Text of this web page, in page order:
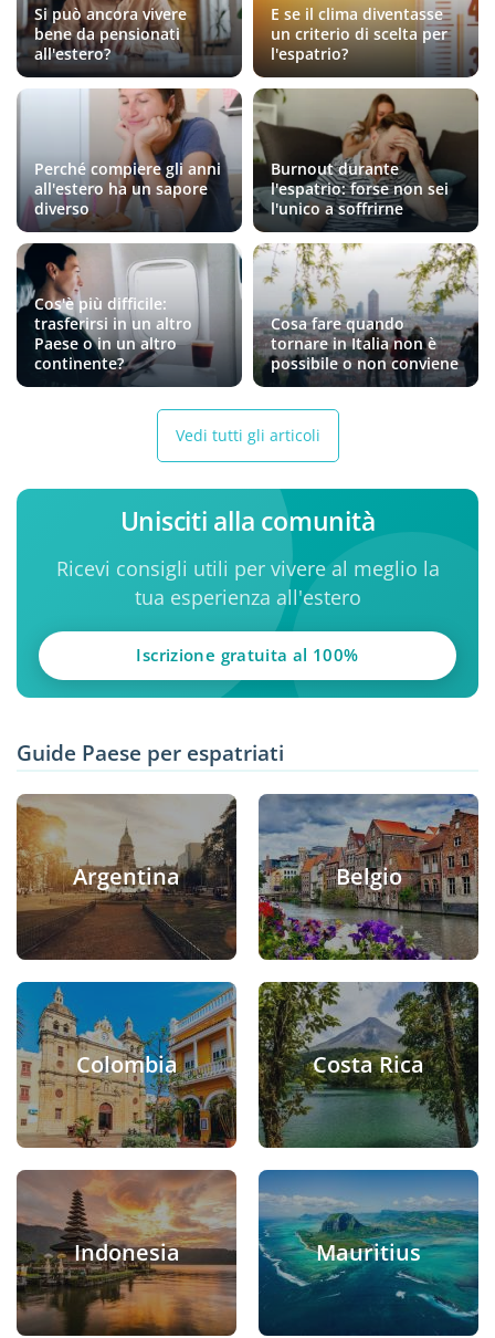
Si può ancora vivere
bene da pensionati
all'estero?
E se il clima diventasse
un criterio di scelta per
l'espatrio?
Perché compiere gli anni
all'estero ha un sapore
diverso
Burnout durante
l'espatrio: forse non sei
l'unico a soffrirne
Cos'è più difficile:
trasferirsi in un altro
Paese o in un altro
continente?
Cosa fare quando
tornare in Italia non è
possibile o non conviene
Vedi tutti gli articoli
Unisciti alla comunità
Ricevi consigli utili per vivere al meglio la
tua esperienza all'estero
Iscrizione gratuita al 100%
Guide Paese per espatriati
Argentina Belgio
Colombia Costa Rica
Indonesia Mauritius